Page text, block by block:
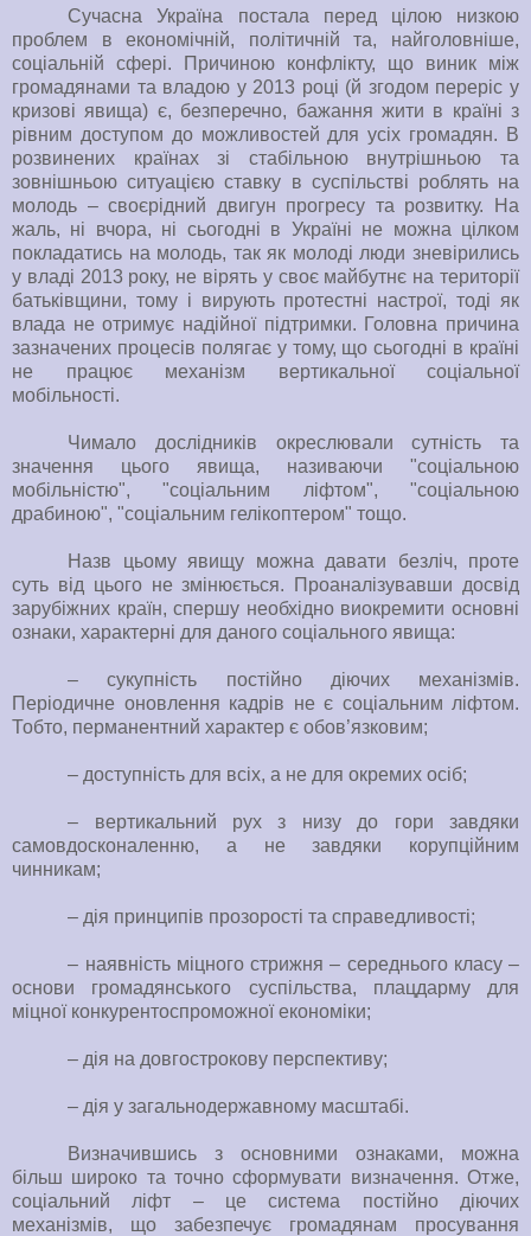
Сучасна Україна постала перед цілою низкою
проблем в економічній, політичній та, найголовніше,
соціальній сфері. Причиною конфлікту, що виник між
громадянами та владою у 2013 році (й згодом переріс у
кризові явища) є, безперечно, бажання жити в країні з
рівним доступом до можливостей для усіх громадян. В
розвинених країнах зі стабільною внутрішньою та
зовнішньою ситуацією ставку в суспільстві роблять на
молодь – своєрідний двигун прогресу та розвитку. На
жаль, ні вчора, ні сьогодні в Україні не можна цілком
покладатись на молодь, так як молоді люди зневірились
у владі 2013 року, не вірять у своє майбутнє на території
батьківщини, тому і вирують протестні настрої, тоді як
влада не отримує надійної підтримки. Головна причина
зазначених процесів полягає у тому, що сьогодні в країні
не працює механізм вертикальної соціальної
мобільності.
Чимало дослідників окреслювали сутність та
значення цього явища, називаючи "соціальною
мобільністю", "соціальним ліфтом", "соціальною
драбиною", "соціальним гелікоптером" тощо.
Назв цьому явищу можна давати безліч, проте
суть від цього не змінюється. Проаналізувавши досвід
зарубіжних країн, спершу необхідно виокремити основні
ознаки, характерні для даного соціального явища:
– сукупність постійно діючих механізмів.
Періодичне оновлення кадрів не є соціальним ліфтом.
Тобто, перманентний характер є обов’язковим;
– доступність для всіх, а не для окремих осіб;
– вертикальний рух з низу до гори завдяки
самовдосконаленню, а не завдяки корупційним
чинникам;
– дія принципів прозорості та справедливості;
– наявність міцного стрижня – середнього класу –
основи громадянського суспільства, плацдарму для
міцної конкурентоспроможної економіки;
– дія на довгострокову перспективу;
– дія у загальнодержавному масштабі.
Визначившись з основними ознаками, можна
більш широко та точно сформувати визначення. Отже,
соціальний ліфт – це система постійно діючих
механізмів, що забезпечує громадянам просування